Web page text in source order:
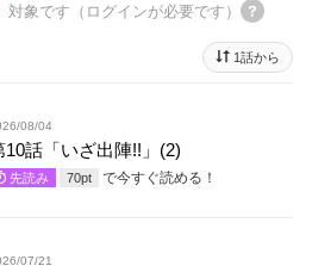
対象です（ログインが必要です）
1話から
08/04
10話「いざ出陣!!」(2)
先読み 70pt で今すぐ読める！
07/21